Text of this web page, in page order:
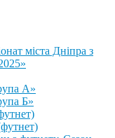
міста Дніпра з
А»
Б»